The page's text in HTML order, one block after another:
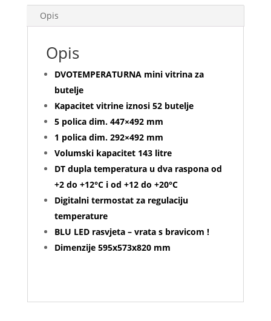
Opis
Opis
DVOTEMPERATURNA mini vitrina za
butelje
Kapacitet vitrine iznosi 52 butelje
5 polica dim. 447×492 mm
1 polica dim. 292×492 mm
Volumski kapacitet 143 litre
DT dupla temperatura u dva raspona od
+2 do +12°C i od +12 do +20°C
Digitalni termostat za regulaciju
temperature
BLU LED rasvjeta – vrata s bravicom !
Dimenzije 595x573x820 mm